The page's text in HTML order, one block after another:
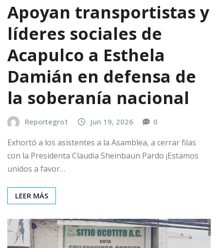
Apoyan transportistas y
líderes sociales de
Acapulco a Esthela
Damián en defensa de
la soberanía nacional
Reportegro1 Jun 19, 2026 0
Exhortó a los asistentes a la Asamblea, a cerrar filas
con la Presidenta Claudia Sheinbaun Pardo ¡Estamos
unidos a favor…
LEER MÁS